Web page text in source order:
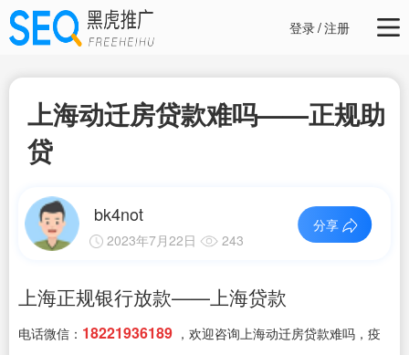
登录/注册
上海动迁房贷款难吗——正规助
贷
bk4not
2023年7月22日 243
分享
上海正规银行放款——上海贷款
电话微信： 18221936189 ，欢迎咨询上海动迁房贷款难吗，疫